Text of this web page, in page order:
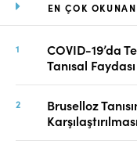
EN ÇOK
COVID-19’da
Tanısal
Bruselloz
Karşılaştırılması